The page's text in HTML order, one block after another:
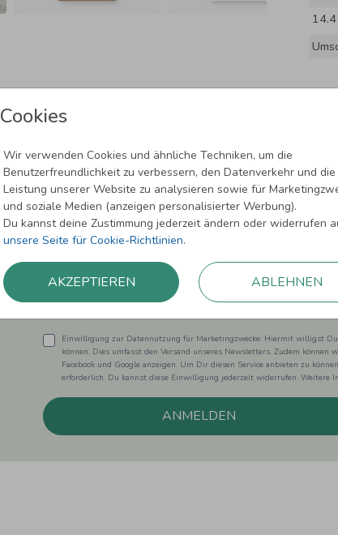
Cookies
Wir verwenden Cookies und ähnliche Techniken, um die
Benutzerfreundlichkeit zu verbessern, den Datenverkehr und die
Leistung unserer Website zu analysieren sowie für
und soziale Medien (anzeigen personalisierter Werbung).
Du kannst deine Zustimmung jederzeit ändern oder widerrufen
unsere Seite für Cookie-Richtlinien.
AKZEPTIEREN ABLEHNEN
Newsletter abonnieren und 5,00 €
Melde Dich zu unserem Newsletter an und bleibe
Einwilligung zur Datennutzung für Marketingzwecke: Hiermit willigst
können. Dies umfasst den Versand unseres Newsletters. Zudem
Facebook und Google anzeigen. Um Dir diesen Service anbieten zu
erforderlich. Du kannst diese Einwilligung jederzeit widerrufen. Weitere
ANMELDEN